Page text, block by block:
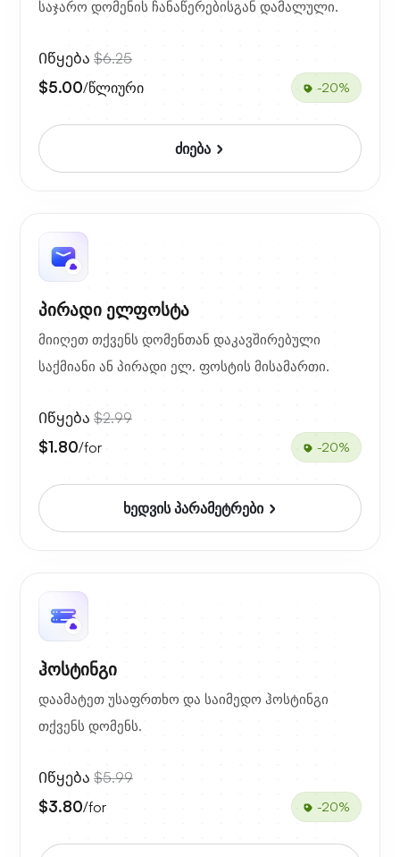
საჯარო დომენის ჩანაწერებისგან დამალული.
Იწყება $6.25
$5.00/წლიური -20%
ძიება
პირადი ელფოსტა
მიიღეთ თქვენს დომენთან დაკავშირებული
საქმიანი ან პირადი ელ. ფოსტის მისამართი.
Იწყება $2.99
$1.80/for -20%
ხედვის პარამეტრები
ჰოსტინგი
დაამატეთ უსაფრთხო და საიმედო ჰოსტინგი
თქვენს დომენს.
Იწყება $5.99
$3.80/for -20%